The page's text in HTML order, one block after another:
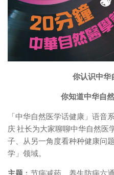
你认识中华
你知道中华自
「中华自然医学话健康」语
庆 社长为大家聊聊中华自然医
子、从另一角度看种种健康问
学」领域。